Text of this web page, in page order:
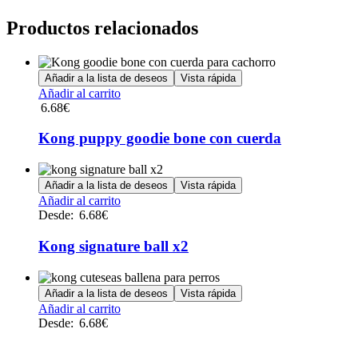
Productos relacionados
Añadir a la lista de deseos Vista rápida
Añadir al carrito
6.68€
Kong puppy goodie bone con cuerda
Añadir a la lista de deseos Vista rápida
Añadir al carritoEste
múltiples
variantes.
Las
opciones
se
pueden
Desde: 6.68€
Kong signature ball x2
Añadir a la lista de deseos Vista rápida
Añadir al carritoEste
Desde: 6.68€